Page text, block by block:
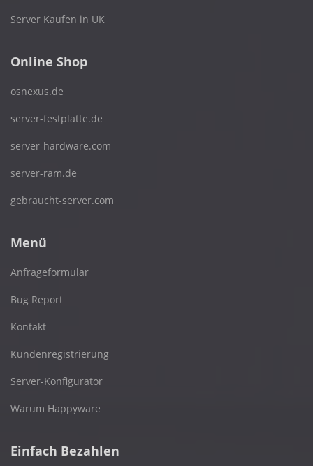
Server Kaufen in UK
Online Shop
osnexus.de
server-festplatte.de
server-hardware.com
server-ram.de
gebraucht-server.com
Menü
Anfrageformular
Bug Report
Kontakt
Kundenregistrierung
Server-Konfigurator
Warum Happyware
Einfach Bezahlen